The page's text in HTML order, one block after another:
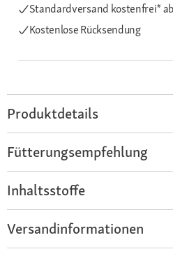
Standardversand kostenfrei*
Kostenlose Rücksendung
Produktdetails
Fütterungsempfehlung
Inhaltsstoffe
Versandinformationen